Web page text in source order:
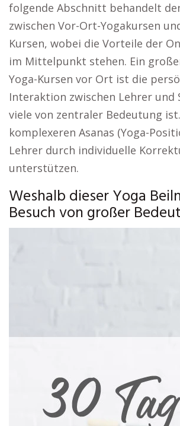
folgende Abschnitt behandelt
zwischen Vor-Ort-Yogakursen
Kursen, wobei die Vorteile der
im Mittelpunkt stehen. Ein
Yoga-Kursen vor Ort ist die
Interaktion zwischen Lehrer und
viele von zentraler Bedeutung
komplexeren Asanas (Yoga-
Lehrer durch individuelle
unterstützen.
Weshalb dieser Yoga
Besuch von großer